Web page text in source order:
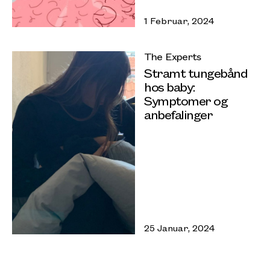
1 Februar, 2024
The Experts
Stramt tungebånd
hos baby:
Symptomer og
anbefalinger
25 Januar, 2024